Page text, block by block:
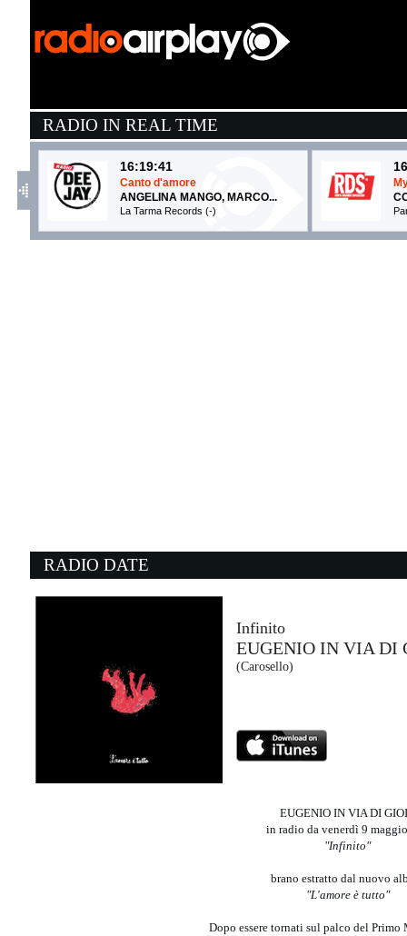
RADIO IN REAL TIME
16:19:41
Canto d'amore
ANGELINA MANGO, MARCO...
La Tarma Records (-)
16:17:40
Spectrum (say my name) ...
FLORENCE + THE MACHINE
Universal Music (UMG)
RADIO DATE
Infinito
EUGENIO IN VIA DI
(Carosello)
EUGENIO IN VIA DI
in radio da venerdì 9
"Infinito"
brano estratto dal nuovo
"L'amore è tutto"
Dopo essere tornati sul palco del Primo